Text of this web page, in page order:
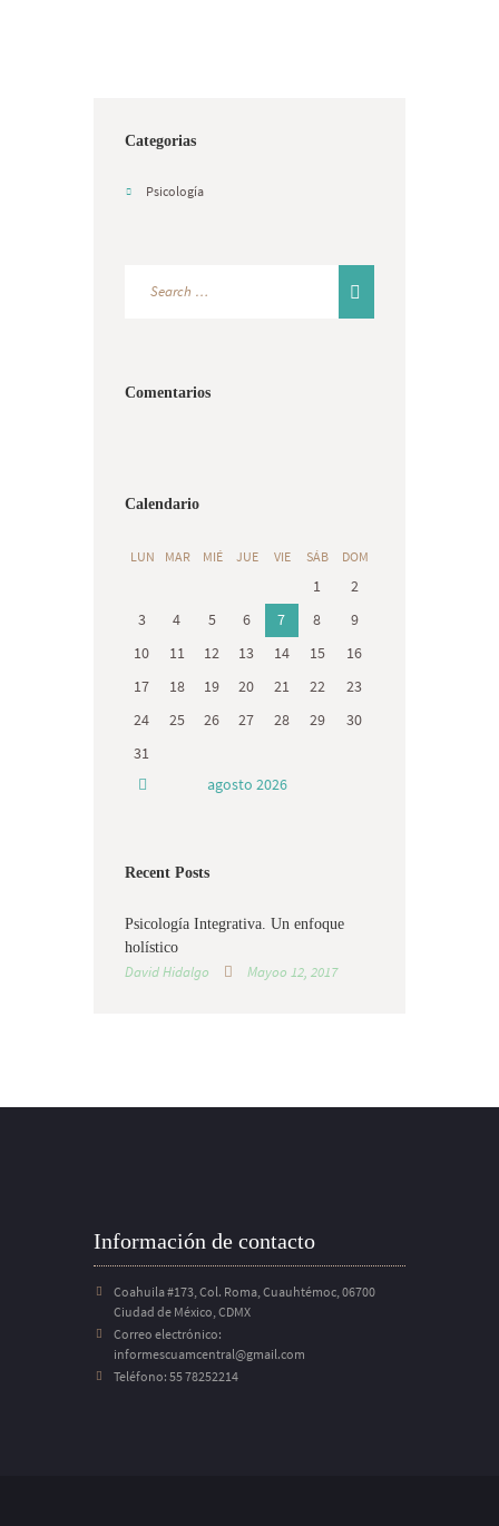
Categorias
Psicología
Comentarios
Calendario
LUN MAR MIÉ JUE VIE SÁB DOM
1
2
3
4 5 6 7 8
9
10
11 12 13 14 15
16
17
18 19 20 21 22
23
24
25 26 27 28 29
30
31
agosto 2026
Recent Posts
Psicología Integrativa. Un enfoque
holístico
David Hidalgo Mayoo 12, 2017
Información de contacto
Coahuila #173, Col. Roma, Cuauhtémoc, 06700
Ciudad de México, CDMX
Correo electrónico:
informescuamcentral@gmail.com
Teléfono: 55 78252214